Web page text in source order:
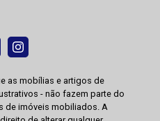
as mobílias e artigos de
- não fazem parte do
de imóveis mobiliados. A